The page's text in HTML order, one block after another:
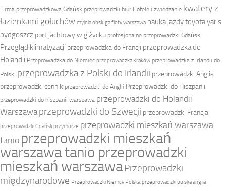
Firma przeprowadzkowa Gdańsk przeprowadzki biur Hotele i zwiedzanie kwatery z
łazienkami gołuchów myjnia obsługa floty warszawa nauka jazdy toyota yaris
bydgoszcz port jachtowy w giżycku profesjonalne przeprowadzki Gdańsk
Przegląd klimatyzacji przeprowadzka do Francji przeprowadzka do
Holandii Przeprowadzka do Niemiec przeprowadzka Kraków przeprowadzka z Irlandii do
Polski przeprowadzka z Polski do Irlandii przeprowadzki Anglia
przeprowadzki cennik przeprowadzki do Anglii Przeprowadzki do Hiszpanii
przeprowadzki do hiszpanii warszawa przeprowadzki do Holandii
Warszawa przeprowadzki do Szwecji przeprowadzki Francja
przeprowadzki Gdańsk przymorze przeprowadzki mieszkań warszawa
tanio przeprowadzki mieszkań
warszawa tanio przeprowadzki
mieszkań warszawaPrzeprowadzki
międzynarodowe Przeprowadzki Niemcy Polska przeprowadzki polska anglia